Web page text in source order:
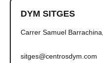
DYM SITGES
Carrer Samuel
sitges@centrosdym.com